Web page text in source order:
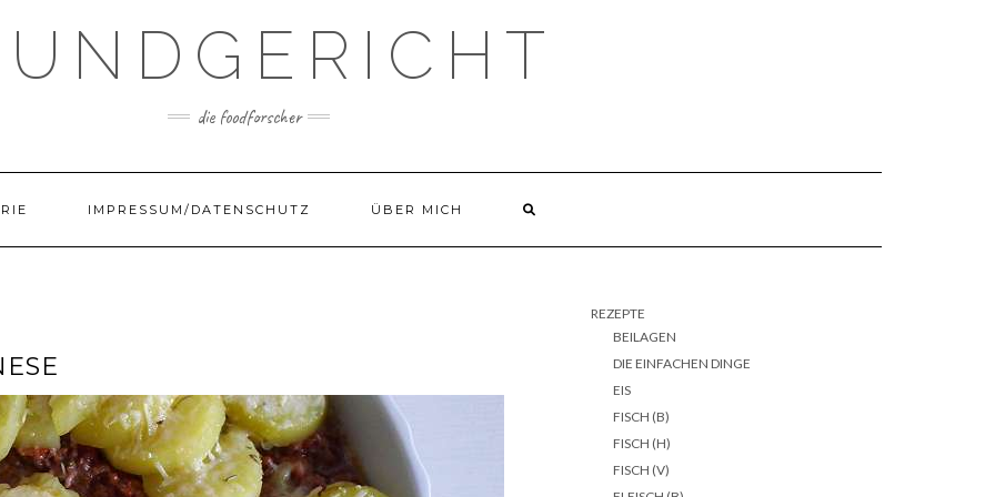
die foodforscher
IMPRESSUM/DATENSCHUTZ ÜBER MICH
REZEPTE
BEILAGEN
DIE EINFACHEN DINGE
EIS
FISCH (B)
FISCH (H)
FISCH (V)